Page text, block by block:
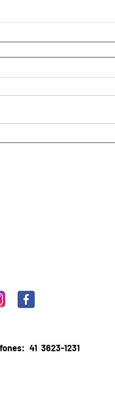
41 3623-1231